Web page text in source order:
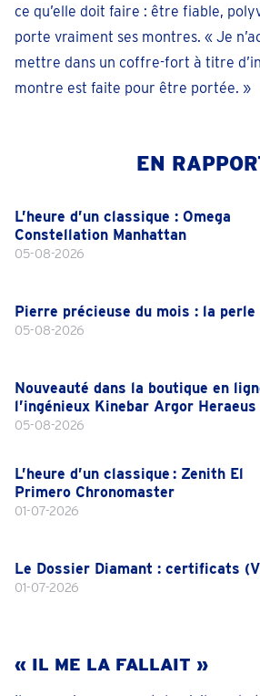
ce qu’elle doit faire : être fiable,
porte vraiment ses montres. « Je
mettre dans un coffre-fort à titre
montre est faite pour être portée. »
EN
L’heure d’un classique : Omega
Constellation Manhattan
05-08-2026
Pierre précieuse du mois : la perle
05-08-2026
Nouveauté dans la boutique en
l’ingénieux Kinebar Argor Heraeus
05-08-2026
L’heure d’un classique : Zenith El
Primero Chronomaster
01-07-2026
Le Dossier Diamant : certificats
01-07-2026
« IL ME LA FALLAIT »